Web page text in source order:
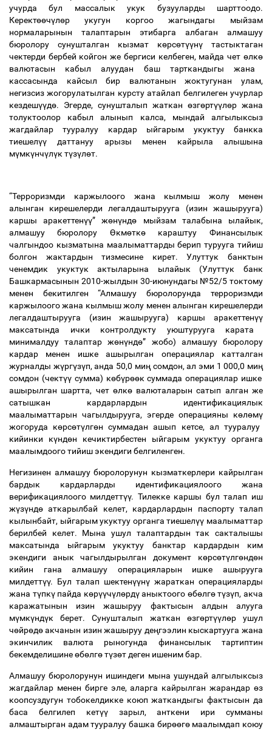
учурда бул массалык укук бузууларды шарттоодо.
Керектөөчүлөр укугун коргоо жагындагы мыйзам
нормаларынын талаптарын этибарга албаган алмашуу
бюролору сунушталган кызмат көрсөтүүнү тастыктаган
чектерди бербей койгон же бергиси келбеген, майда чет өлкө
валютасын кабыл алуудан баш тарткандыгы жана
кассасында кайсыл бир валютанын жоктугунан улам,
негизсиз жогорулатылган курсту атайлап белгилеген учурлар
кездешүүдө. Эгерде, сунушталып жаткан өзгөртүүлөр жана
толуктоолор кабыл алынып калса, мындай алгылыксыз
жагдайлар тууралуу кардар ыйгарым укуктуу банкка
тиешелүү даттануу арызы менен кайрыла алышына
мүмкүнчүлүк түзүлөт.
“Терроризмди каржылоого жана кылмыш жолу менен
алынган кирешелерди легалдаштырууга (изин жашырууга)
каршы аракеттенүү” жөнүндө мыйзам талабына ылайык,
алмашуу бюролору Өкмөткө караштуу Финансылык
чалгындоо кызматына маалыматтарды берип турууга тийиш
болгон жактардын тизмесине кирет. Улуттук банктын
ченемдик укуктук актыларына ылайык (Улуттук банк
Башкармасынын 2010-жылдын 30-июнундагы №52/5 токтому
менен бекитилген “Алмашуу бюролорунда терроризмди
каржылоого жана кылмыш жолу менен алынган кирешелерди
легалдаштырууга (изин жашырууга) каршы аракеттенүү
максатында ички контролдукту уюштурууга карата
минималдуу талаптар жөнүндө” жобо) алмашуу бюролору
кардар менен ишке ашырылган операциялар катталган
журналды жүргүзүп, анда 50,0 миң сомдон, ал эми 1 000,0 миң
сомдон (чектүүсумма) көбүрөөк суммада операциялар ишке
ашырылган шартта, чет өлкөвалюталарын сатып алган же
сатышкан кардарлардын идентификациялык
маалыматтарын чагылдырууга, эгерде операцияны көлөмү
жогоруда көрсөтүлгөн суммадан ашып кетсе, ал тууралуу
кийинки күндөн кечиктирбестен ыйгарым укуктуу органга
маалымдоого тийиш экендиги белгиленген.
Негизинен алмашуу бюролорунун кызматкерлери кайрылган
бардык кардарларды идентификациялоого жана
верификациялоого милдеттүү. Тилекке каршы бул талап иш
жүзүндө аткарылбай келет, кардарлардын паспорту талап
кылынбайт, ыйгарым укуктуу органга тиешелүү маалыматтар
берилбей келет. Мына ушул талаптардын так сакталышы
максатында ыйгарым укуктуу банктар кардардын ким
экендиги анык чагылдырылган документ көрсөтүлгөндөн
кийин гана алмашуу операцияларын ишке ашырууга
милдеттүү. Бул талап шектенүүнү жараткан операцияларды
жана түпкүпайда көрүүчүлөрдүаныктоого өбөлгөтүзүп, акча
каражатынын изин жашыруу фактысын алдын алууга
мүмкүндүк берет. Сунушталып жаткан өзгөртүүлөр ушул
чөйрөдөакчанын изин жашыруу деңгээлин кыскартууга жана
экинчилик валюта рыногунда финансылык тартиптин
бекемделишинеөбөлгөтүзөт деген ишеним бар.
Алмашуу бюролорунун ишиндеги мына ушундай алгылыксыз
жагдайлар менен бирге эле, аларга кайрылган жарандар өз
коопсуздугун тобокелдикке коюп жаткандыгы фактысын да
баса белгилеп кетүүзарыл, анткени ири сумманы
алмаштырган адам тууралуу башка бирөөгөмаалымдап коюу